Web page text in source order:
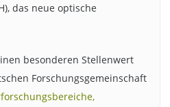
das neue optische
besonderen Stellenwert
Forschungsgemeinschaft